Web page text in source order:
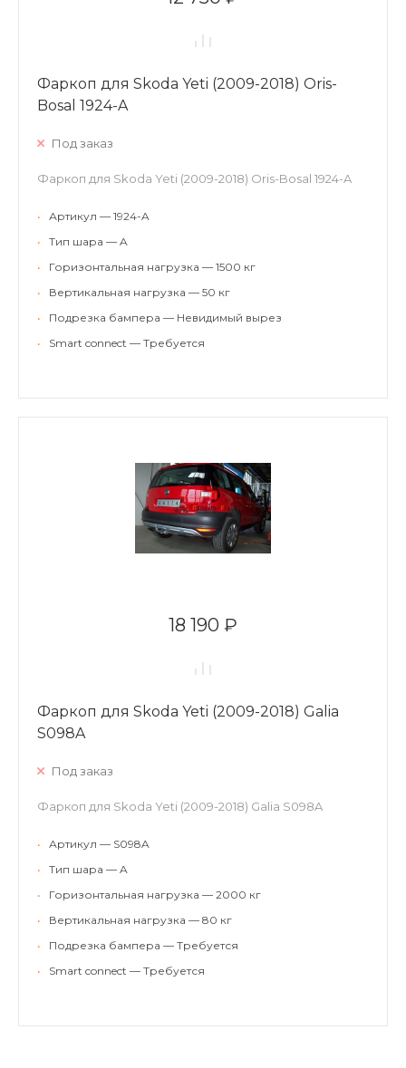
Фаркоп для Skoda Yeti (2009-2018) Oris-
Bosal 1924-A
Под заказ
Фаркоп для Skoda Yeti (2009-2018) Oris-Bosal 1924-A
•
Артикул — 1924-A
•
Тип шара — A
•
Горизонтальная нагрузка — 1500 кг
•
Вертикальная нагрузка — 50 кг
•
Подрезка бампера — Невидимый вырез
•
Smart connect — Требуется
18 190 ₽
Фаркоп для Skoda Yeti (2009-2018) Galia
S098A
Под заказ
Фаркоп для Skoda Yeti (2009-2018) Galia S098A
•
Артикул — S098A
•
Тип шара — A
•
Горизонтальная нагрузка — 2000 кг
•
Вертикальная нагрузка — 80 кг
•
Подрезка бампера — Требуется
•
Smart connect — Требуется